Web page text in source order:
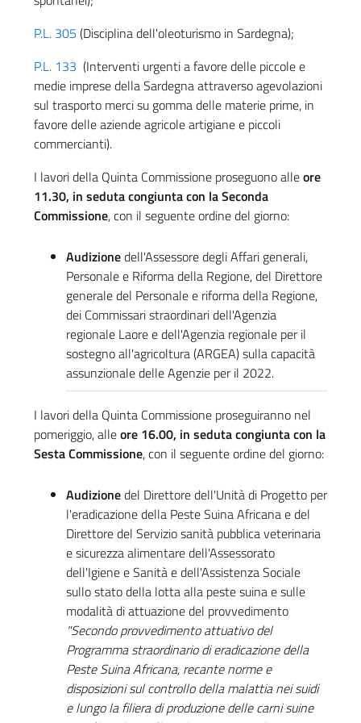
P.L. 305 (Disciplina dell'oleoturismo in Sardegna);
P.L. 133 (Interventi urgenti a favore delle piccole e
medie imprese della Sardegna attraverso agevolazioni
sul trasporto merci su gomma delle materie prime, in
favore delle aziende agricole artigiane e piccoli
commercianti).
I lavori della Quinta Commissione proseguono alleore
11.30, in seduta congiunta con la Seconda
Commissione, con il seguente ordine del giorno:
Audizionedell'Assessore degli Affari generali,
Personale e Riforma della Regione, del Direttore
generale del Personale e riforma della Regione,
dei Commissari straordinari dell'Agenzia
regionale Laore e dell'Agenzia regionale per il
sostegno all'agricoltura (ARGEA) sulla capacità
assunzionale delle Agenzie per il 2022.
I lavori della Quinta Commissione proseguiranno nel
pomeriggio, alleore 16.00, in seduta congiunta con la
Sesta Commissione, con il seguente ordine del giorno:
Audizionedel Direttore dell'Unità di Progetto per
l'eradicazione della Peste Suina Africana e del
Direttore del Servizio sanità pubblica veterinaria
e sicurezza alimentare dell'Assessorato
dell'Igiene e Sanità e dell'Assistenza Sociale
sullo stato della lotta alla peste suina e sulle
modalità di attuazione del provvedimento
"Secondo provvedimento attuativo del
Programma straordinario di eradicazione della
Peste Suina Africana, recante norme e
disposizioni sul controllo della malattia nei suidi
e lungo la filiera di produzione delle carni suine